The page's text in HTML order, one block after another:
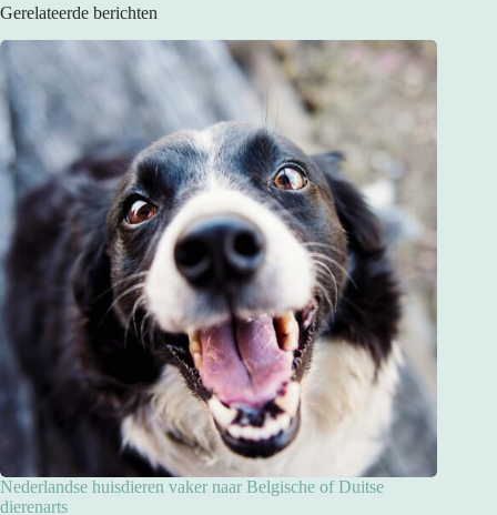
Gerelateerde berichten
Nederlandse huisdieren vaker naar Belgische of Duitse
dierenarts